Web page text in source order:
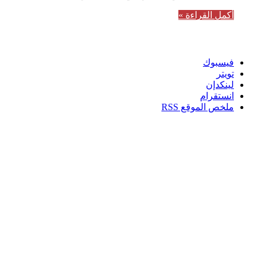
أكمل القراءة »
فيسبوك
تويتر
لينكدإن
انستقرام
ملخص الموقع RSS